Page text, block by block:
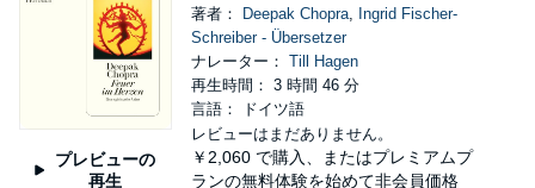
プレビューの
再生
著者： Deepak Chopra,
Ingrid Fischer-
Schreiber - Übersetzer
ナレーター： Till Hagen
再生時間： 3 時間 46 分
言語： ドイツ語
レビューはまだありません。
￥2,060 で購入、またはプレミアムプ
ランの無料体験を始めて非会員価格